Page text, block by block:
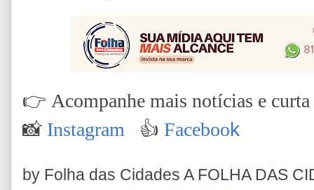
👉 Acompanhe mais notícias e curta
📸 Instagram 👍 Facebook
by Folha das Cidades A FOLHA DAS